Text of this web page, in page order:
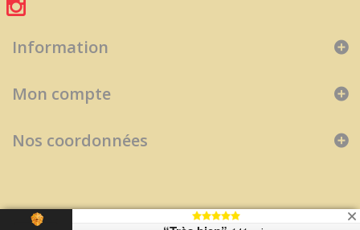
Information
Mon compte
Nos coordonnées